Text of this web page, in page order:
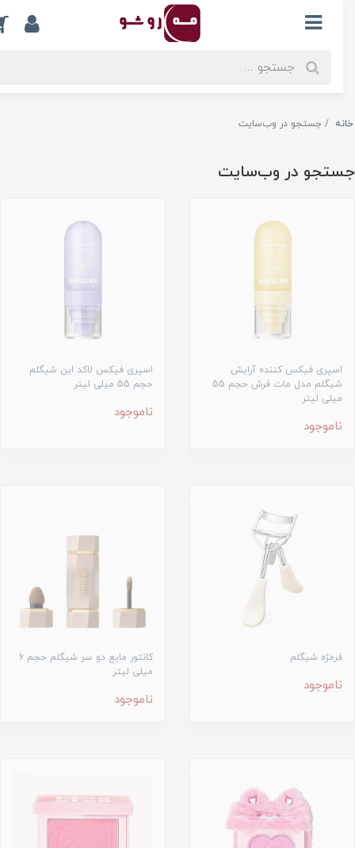
جستجو در وب‌سایت
در وب‌سایت
اسپری فیکس کننده آرایش
شیگلم مدل مات فرش حجم 55
میلی لیتر
ناموجود
اسپری فیکس لاکد این شیگلم
حجم 55 میلی لیتر
ناموجود
فرمژه شیگلم
ناموجود
کانتور مایع دو سر شیگلم حجم 6
میلی لیتر
ناموجود